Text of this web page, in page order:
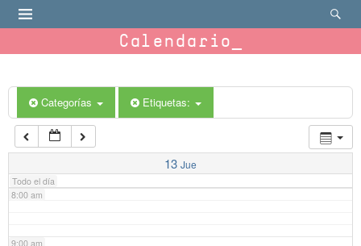
Calendario
Categorías Etiquetas:
13 Jue
Todo el día
6:00 am
7:00 am
8:00 am
9:00 am